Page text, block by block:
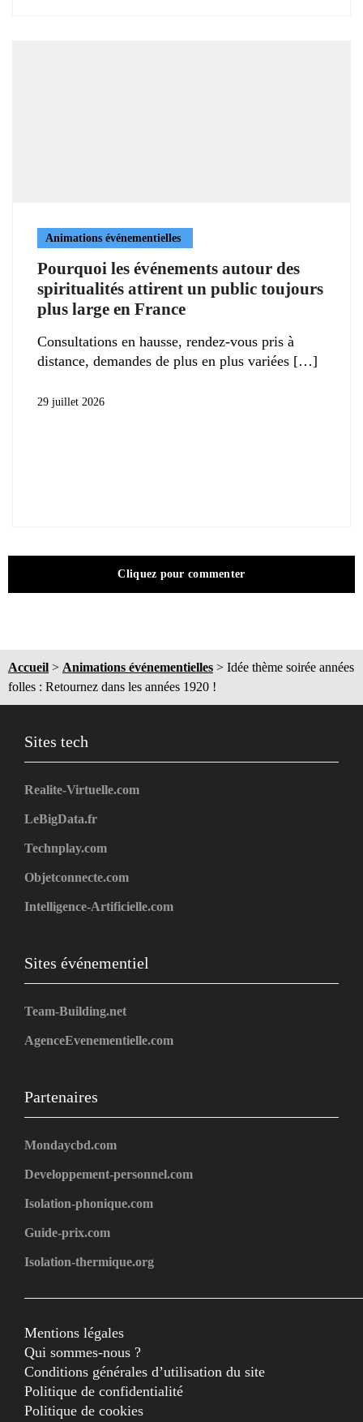
Animations événementielles
Pourquoi les événements autour des
spiritualités attirent un public toujours
plus large en France
Consultations en hausse, rendez-vous pris à
distance, demandes de plus en plus variées
29 juillet 2026
Cliquez pour commenter
Accueil > Animations événementielles > Idée thème soirée années
folles : Retournez dans les années 1920 !
Sites tech
Realite-Virtuelle.com
LeBigData.fr
Technplay.com
Objetconnecte.com
Intelligence-Artificielle.com
Sites événementiel
Team-Building.net
AgenceEvenementielle.com
Partenaires
Mondaycbd.com
Developpement-personnel.com
Isolation-phonique.com
Guide-prix.com
Isolation-thermique.org
Mentions légales
Qui sommes-nous ?
Conditions générales d’utilisation du site
Politique de confidentialité
Politique de cookies